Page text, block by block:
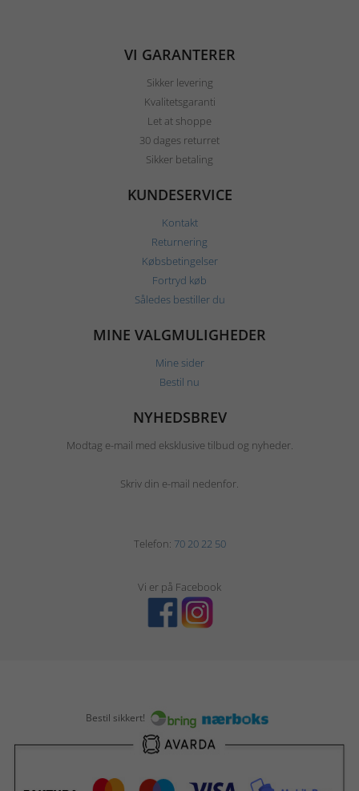
VI GARANTERER
Sikker levering
Kvalitetsgaranti
Let at shoppe
30 dages returret
Sikker betaling
KUNDESERVICE
Kontakt
Returnering
Købsbetingelser
Fortryd køb
Således bestiller du
MINE VALGMULIGHEDER
Mine sider
Bestil nu
NYHEDSBREV
Modtag e-mail med eksklusive tilbud og nyheder.
Skriv din e-mail nedenfor.
Telefon: 70 20 22 50
Vi er på Facebook
Bestil sikkert!